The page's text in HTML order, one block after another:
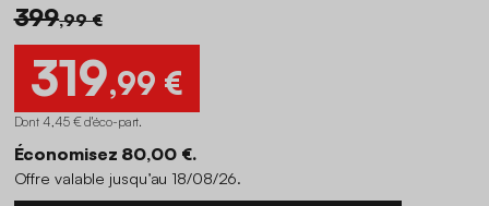
399,99 €
319,99 €
Dont 4,45 € d'éco-part.
Économisez 80,00 €.
Offre valable jusqu’au 18/08/26.